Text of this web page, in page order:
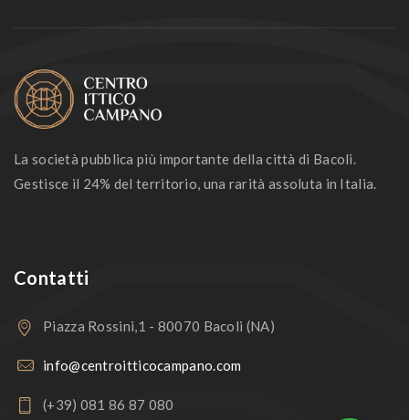
La società pubblica più importante della città di Bacoli.
Gestisce il 24% del territorio, una rarità assoluta in Italia.
Contatti
Piazza Rossini,1 - 80070 Bacoli (NA)
info@centroitticocampano.com
(+39) 081 86 87 080